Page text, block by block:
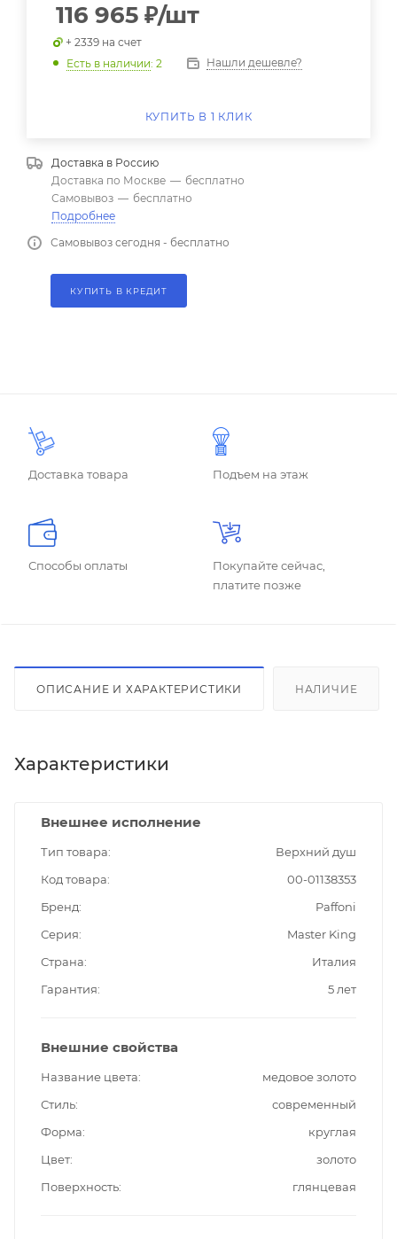
116 965 ₽/шт
+ 2339 на счет
Есть в наличии: 2 Нашли дешевле?
КУПИТЬ В 1 КЛИК
Доставка в Россию
Доставка по Москве — бесплатно
Самовывоз — бесплатно
Подробнее
Самовывоз сегодня - бесплатно
КУПИТЬ В КРЕДИТ
Доставка товара Подъем на этаж
Способы оплаты
Покупайте сейчас,
платите позже
ОПИСАНИЕ И ХАРАКТЕРИСТИКИ НАЛИЧИЕ
Характеристики
Внешнее исполнение
Тип товара
Верхний душ
Код товара
00-01138353
Бренд
Paffoni
Серия
Master King
Страна
Италия
Гарантия
5 лет
Внешние свойства
Название цвета
медовое золото
Стиль
современный
Форма
круглая
Цвет
золото
Поверхность
глянцевая